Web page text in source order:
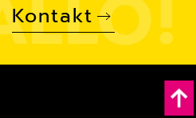
Kontakt